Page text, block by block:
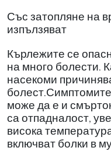
Със затопляне на
изпълзяват
Кърлежите се
на много болести.
насекоми
може да е и
са отпадналост,
висока
включват болки в